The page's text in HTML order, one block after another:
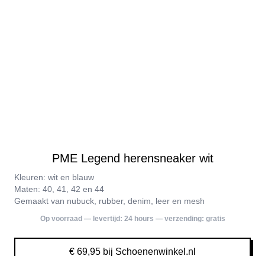
PME Legend herensneaker wit
Kleuren: wit en blauw
Maten: 40, 41, 42 en 44
Gemaakt van nubuck, rubber, denim, leer en mesh
Op voorraad — levertijd: 24 hours — verzending: gratis
€ 69,95 bij Schoenenwinkel.nl